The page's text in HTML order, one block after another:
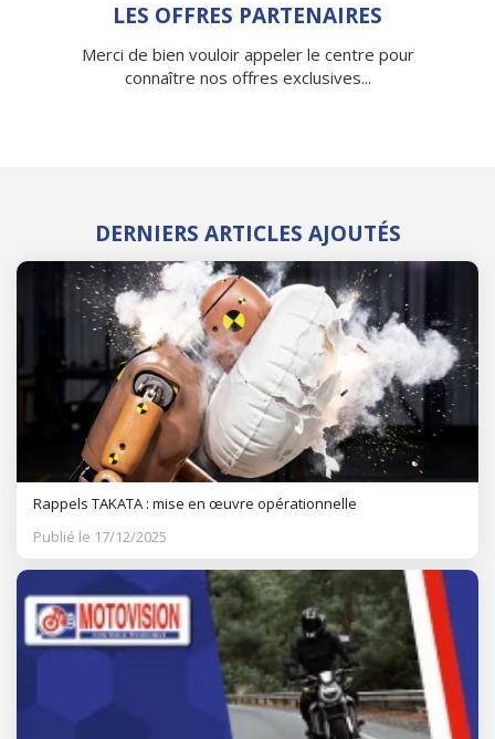
LES OFFRES PARTENAIRES
Merci de bien vouloir appeler le centre pour
connaître nos offres exclusives...
DERNIERS ARTICLES AJOUTÉS
Rappels TAKATA : mise en œuvre opérationnelle
Publié le 17/12/2025